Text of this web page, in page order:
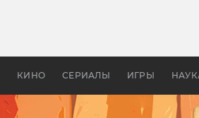
КИНО СЕРИАЛЫ ИГРЫ